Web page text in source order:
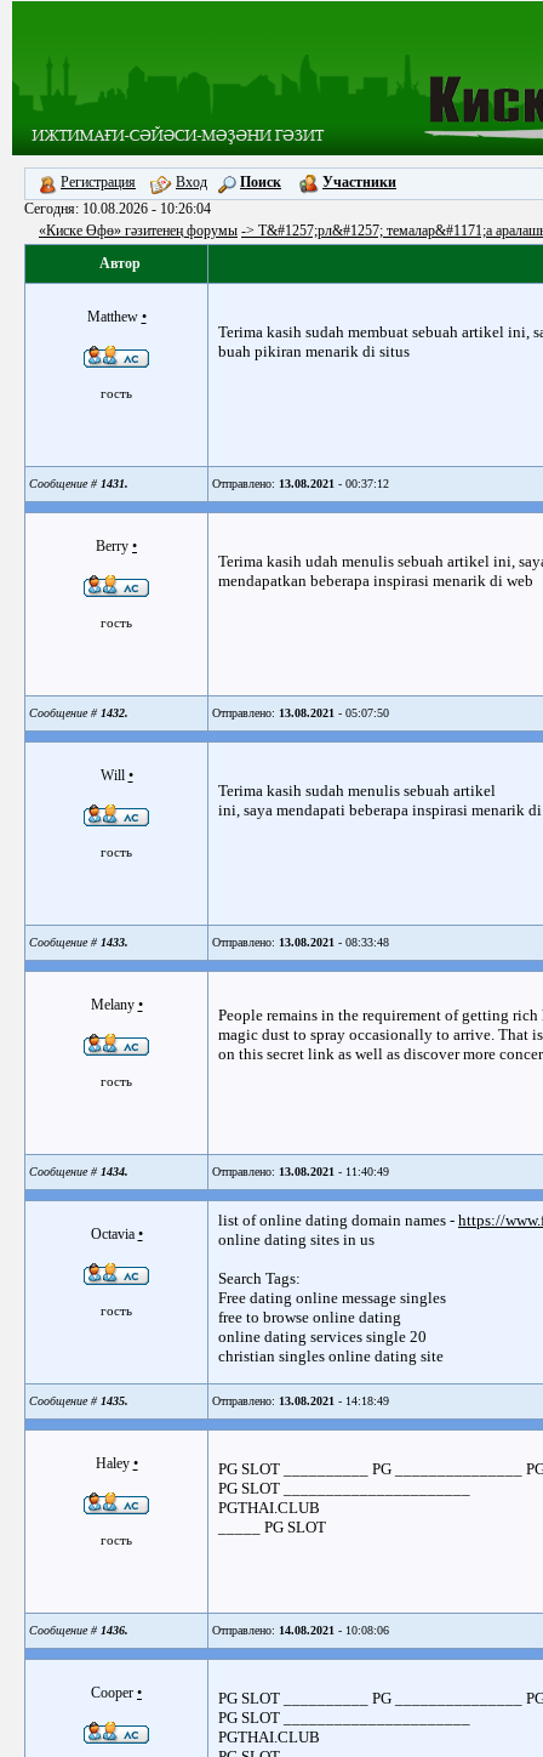
Регистрация Вход Поиск
Участники
Сегодня: 10.08.2026 - 10:26:04
«Киске Өфө» гәзитенең форумы -> Т&#1257;рл&#1257; темалар&#1171;а
Автор
Matthew •
гость
Terima kasih sudah membuat sebuah artikel ini,
buah pikiran menarik di situs
Сообщение # 1431. Отправлено: 13.08.2021 - 00:37:12
Berry •
гость
Terima kasih udah menulis sebuah artikel ini,
mendapatkan beberapa inspirasi menarik di web
Сообщение # 1432. Отправлено: 13.08.2021 - 05:07:50
Will •
гость
Terima kasih sudah menulis sebuah artikel
ini, saya mendapati beberapa inspirasi menarik
Сообщение # 1433. Отправлено: 13.08.2021 - 08:33:48
Melany •
гость
People remains in the requirement of getting rich
magic dust to spray occasionally to arrive. That
on this secret link as well as discover more
Сообщение # 1434. Отправлено: 13.08.2021 - 11:40:49
Octavia •
гость
list of online dating domain names - https://
online dating sites in us
Search Tags:
Free dating online message singles
free to browse online dating
online dating services single 20
christian singles online dating site
Сообщение # 1435. Отправлено: 13.08.2021 - 14:18:49
Haley •
гость
PG SLOT __________ PG _______________
PG SLOT ______________________
PGTHAI.CLUB
_____ PG SLOT
Сообщение # 1436. Отправлено: 14.08.2021 - 10:08:06
Cooper •
PG SLOT __________ PG _______________
PG SLOT ______________________
PGTHAI.CLUB